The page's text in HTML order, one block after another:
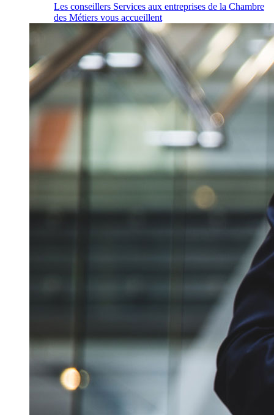
Les conseillers Services aux entreprises de la Chambre
des Métiers vous accueillent